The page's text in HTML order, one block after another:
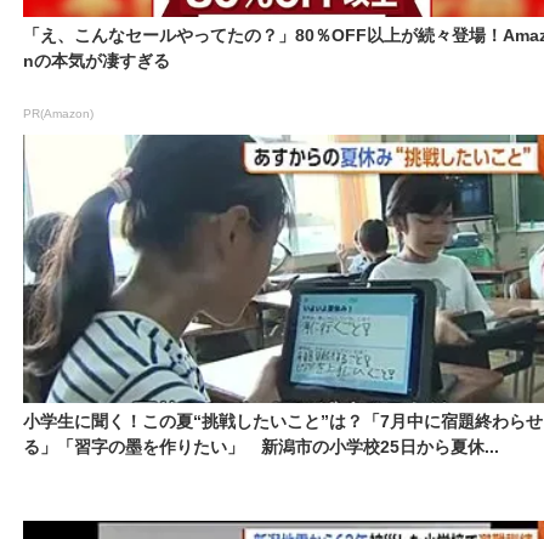
「え、こんなセールやってたの？」80％OFF以上が続々登場！
nの本気が凄すぎる
PR(Amazon)
小学生に聞く！この夏“挑戦したいこと”は？「7月中に宿題終わらせ
る」「習字の墨を作りたい」 新潟市の小学校25日から夏休...